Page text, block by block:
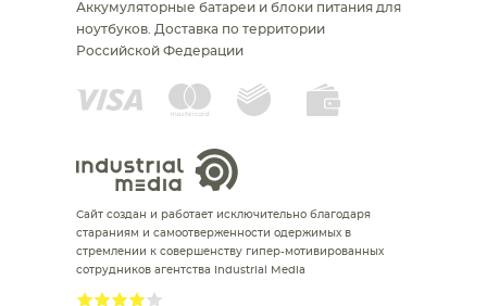
Аккумуляторные батареи и блоки питания для
ноутбуков. Доставка по территории
Российской Федерации
Сайт создан и работает исключительно благодаря
стараниям и самоотверженности одержимых в
стремлении к совершенству гипер-мотивированных
сотрудников агентства Industrial Media